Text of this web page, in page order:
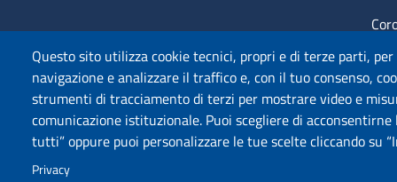
Questo sito utilizza cookie tecnici, propri e di terze parti,
navigazione e analizzare il traffico e, con il tuo consenso,
strumenti di tracciamento di terzi per mostrare video e
comunicazione istituzionale. Puoi scegliere di acconsentirne
tutti” oppure puoi personalizzare le tue scelte cliccando su
Privacy
COPYRIGHT ©